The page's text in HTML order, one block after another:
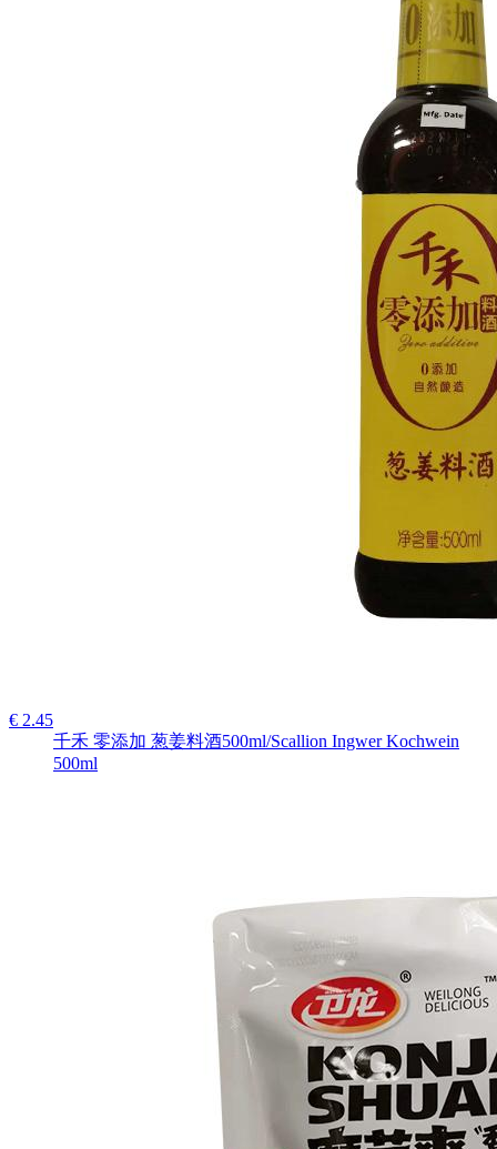
€ 2.45
千禾 零添加 葱姜料酒500ml/Scallion Ingwer Kochwein
500ml